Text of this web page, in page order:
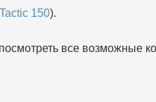
150).
все возможные